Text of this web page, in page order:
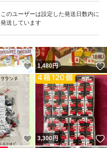
このユーザーは設定した発送日数内に
発送しています
いいね！
1,480円
いいね！
3,300円